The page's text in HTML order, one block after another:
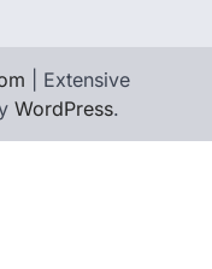
| Extensive
WordPress.